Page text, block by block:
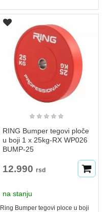
★ ★ ★ ★ ★
RING Bumper tegovi ploče
u boji 1 x 25kg-RX WP026
BUMP-25
12.990 rsd
na stanju
Ring Bumper tegovi ploce u boji